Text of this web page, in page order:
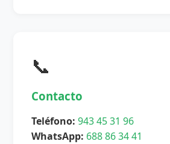
📞
Contacto
Teléfono: 943 45 31 96
WhatsApp: 688 86 34 41